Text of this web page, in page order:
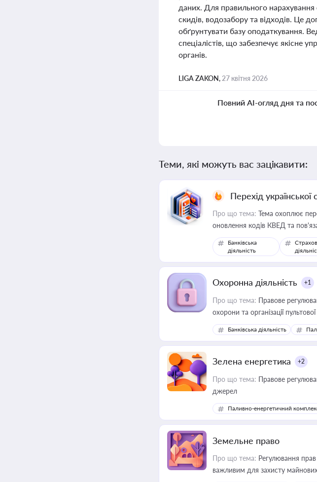
даних. Для правильного нарахування
скидів, водозабору та відходів. Це
обґрунтувати базу оподаткування.
спеціалістів, що забезпечує якісне
органів.
LIGA ZAKON, 27 квітня 2026
Повний AI-огляд дня та
Теми, які можуть вас зацікавити:
Перехід
Про що тема: Тема охоплює
оновлення кодів КВЕД та
Банківська
діяльність
Охоронна діяльність +1
Про що тема: Правове
охорони та організації
Банківська діяльність
Зелена енергетика +2
Про що тема: Правове
джерел
Паливно-енергетичний
Земельне право
Про що тема: Регулювання прав
важливим для захисту